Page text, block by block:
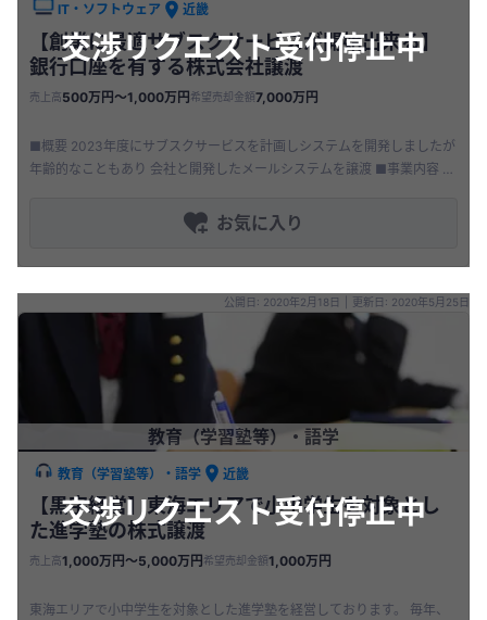
交渉リクエスト受付停止中
IT・ソフトウェア 近畿
【創業に最適サブスクサービスが開始出来る】
銀行口座を有する株式会社譲渡
売上高500万円〜1,000万円希望売却金額7,000万円
■概要 2023年度にサブスクサービスを計画しシステムを開発しましたが
年齢的なこともあり 会社と開発したメールシステムを譲渡 ■事業内容 ・
お気に入り
交渉リクエスト受付停止中
公開日: 2020年2月18日 更新日: 2020年5月25日
教育（学習塾等）・語学
教育（学習塾等）・語学 近畿
【黒字経営】東海エリアで小中学生を対象とし
た進学塾の株式譲渡
売上高1,000万円〜5,000万円 希望売却金額1,000万円
東海エリアで小中学生を対象とした進学塾を経営しております。 毎年、